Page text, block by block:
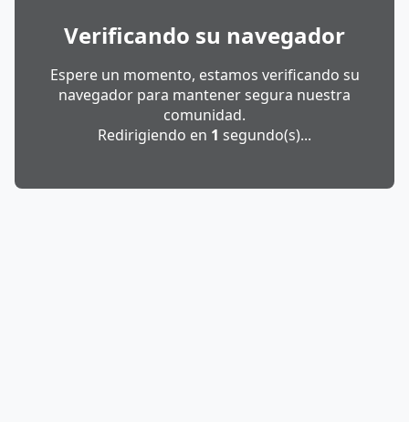
Verificando su navegador
Espere un momento, estamos verificando su
navegador para mantener segura nuestra
comunidad.
Redirigiendo en 1 segundo(s)...